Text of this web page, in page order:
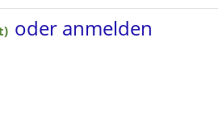
oder anmelden